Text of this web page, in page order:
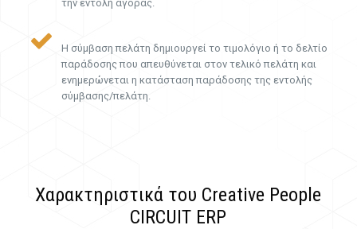
την εντολή αγοράς.
Η σύμβαση πελάτη δημιουργεί το τιμολόγιο ή το δελτίο
παράδοσης που απευθύνεται στον τελικό πελάτη και
ενημερώνεται η κατάσταση παράδοσης της εντολής
σύμβασης/πελάτη.
Χαρακτηριστικά του Creative People
CIRCUIT ERP